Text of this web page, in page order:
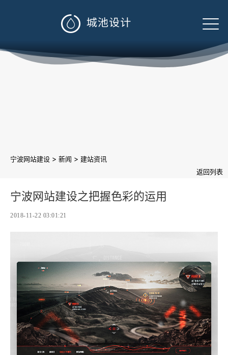

宁波网站建设 > 新闻 > 建站资讯
返回列表
宁波网站建设之把握色彩的运用
2018-11-22 03:01:21